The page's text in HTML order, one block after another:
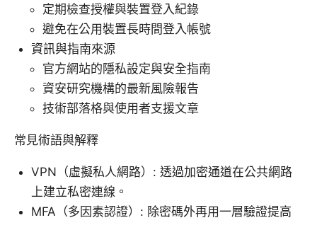
定期檢查授權與裝置登入紀錄
避免在公用裝置長時間登入帳號
資訊與指南來源
官方網站的隱私設定與安全指南
資安研究機構的最新風險報告
技術部落格與使用者支援文章
常見術語與解釋
VPN（虛擬私人網路）: 透過加密通道在公共網路
上建立私密連線。
MFA（多因素認證）: 除密碼外再用一層驗證提高